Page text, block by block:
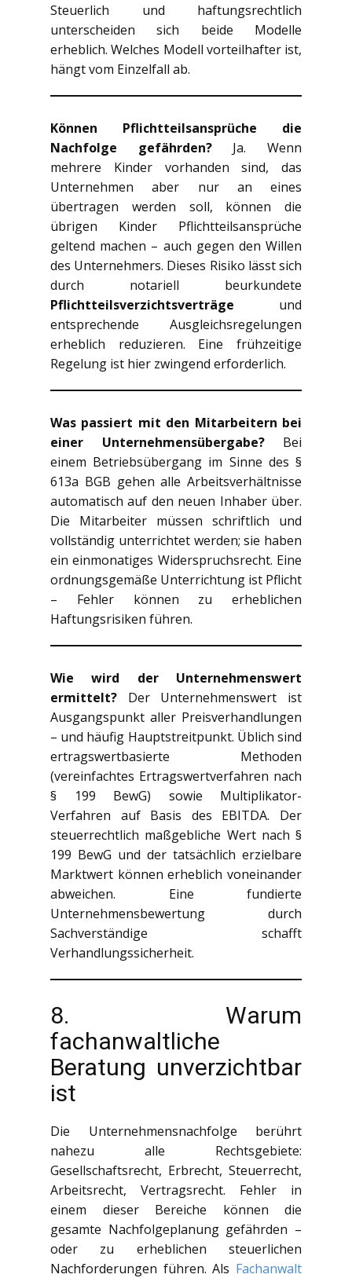
Steuerlich und haftungsrechtlich
unterscheiden sich beide Modelle
erheblich. Welches Modell vorteilhafter ist,
hängt vom Einzelfall ab.
Können Pflichtteilsansprüche die
Nachfolge gefährden?Ja. Wenn
mehrere Kinder vorhanden sind, das
Unternehmen aber nur an eines
übertragen werden soll, können die
übrigen Kinder Pflichtteilsansprüche
geltend machen – auch gegen den Willen
des Unternehmers. Dieses Risiko lässt sich
durch notariell beurkundete
Pflichtteilsverzichtsverträge und
entsprechende Ausgleichsregelungen
erheblich reduzieren. Eine frühzeitige
Regelung ist hier zwingend erforderlich.
Was passiert mit den Mitarbeitern bei
einer Unternehmensübergabe?Bei
einem Betriebsübergang im Sinne des §
613a BGB gehen alle Arbeitsverhältnisse
automatisch auf den neuen Inhaber über.
Die Mitarbeiter müssen schriftlich und
vollständig unterrichtet werden; sie haben
ein einmonatiges Widerspruchsrecht. Eine
ordnungsgemäße Unterrichtung ist Pflicht
– Fehler können zu erheblichen
Haftungsrisiken führen.
Wie wird der Unternehmenswert
ermittelt? Der Unternehmenswert ist
Ausgangspunkt aller Preisverhandlungen
– und häufig Hauptstreitpunkt. Üblich sind
ertragswertbasierte Methoden
(vereinfachtes Ertragswertverfahren nach
§ 199 BewG) sowie Multiplikator-
Verfahren auf Basis des EBITDA. Der
steuerrechtlich maßgebliche Wert nach §
199 BewG und der tatsächlich erzielbare
Marktwert können erheblich voneinander
abweichen. Eine fundierte
Unternehmensbewertung durch
Sachverständige schafft
Verhandlungssicherheit.
8. Warum
fachanwaltliche
Beratung unverzichtbar
ist
Die Unternehmensnachfolge berührt
nahezu alle Rechtsgebiete:
Gesellschaftsrecht, Erbrecht, Steuerrecht,
Arbeitsrecht, Vertragsrecht. Fehler in
einem dieser Bereiche können die
gesamte Nachfolgeplanung gefährden –
oder zu erheblichen steuerlichen
Nachforderungen führen. Als Fachanwalt